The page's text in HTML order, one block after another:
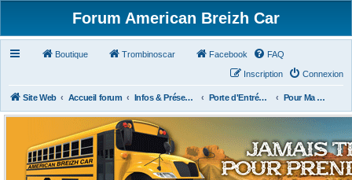
Forum American Breizh Car
Boutique Trombinoscar Facebook FAQ
Connexion
Inscription
Site Web Accueil forum Infos & Présentations Porte d'Entrée du Forum Pour Ma Présentation